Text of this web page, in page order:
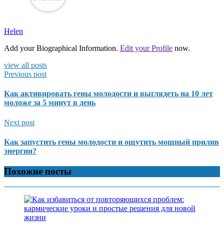
Helen
Add your Biographical Information. Edit your Profile now.
view all posts
Previous post
Как активировать гены молодости и выглядеть на 10 лет
моложе за 5 минут в день
Next post
Как запустить гены молодости и ощутить мощный прилив
энергии?
Похожие посты